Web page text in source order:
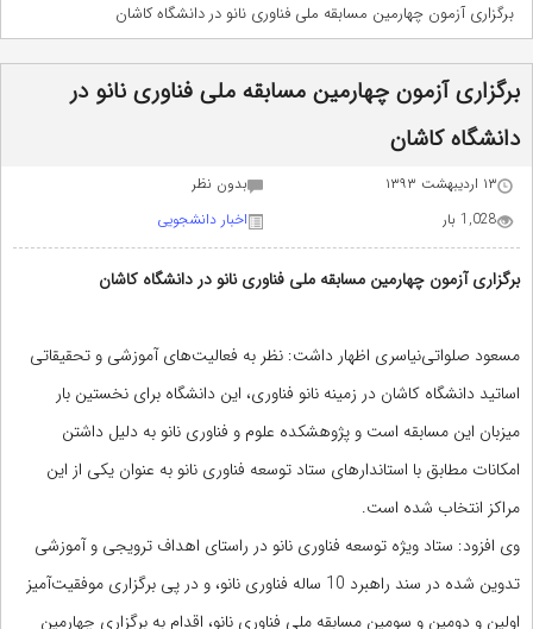
برگزاری آزمون چهارمین مسابقه ملی فناوری نانو در دانشگاه کاشان
برگزاری آزمون چهارمین مسابقه ملی فناوری نانو در
دانشگاه کاشان
۱۳ اردیبهشت ۱۳۹۳
بدون نظر
1,028 بار
اخبار دانشجویی
برگزاری آزمون چهارمین مسابقه ملی فناوری نانو در دانشگاه کاشان
مسعود صلواتی‌نیاسری اظهار داشت: نظر به فعالیت‌‌های آموزشی و تحقیقاتی
اساتید دانشگاه کاشان در زمینه نانو فناوری، این دانشگاه برای نخستین بار
میزبان این مسابقه است و پژوهشکده علوم و فناوری نانو به دلیل داشتن
امکانات مطابق با استاندارهای ستاد توسعه فناوری نانو به عنوان یکی از این
مراکز انتخاب شده است.
وی افزود: ستاد ویژه توسعه فناوری نانو در راستای اهداف ترویجی و آموزشی
تدوین شده در سند راهبرد 10 ساله فناوری نانو، و در پی برگزاری موفقیت‌آمیز
اولین و دومین و سومین مسابقه ملی فناوری نانو، اقدام به برگزاری چهارمین